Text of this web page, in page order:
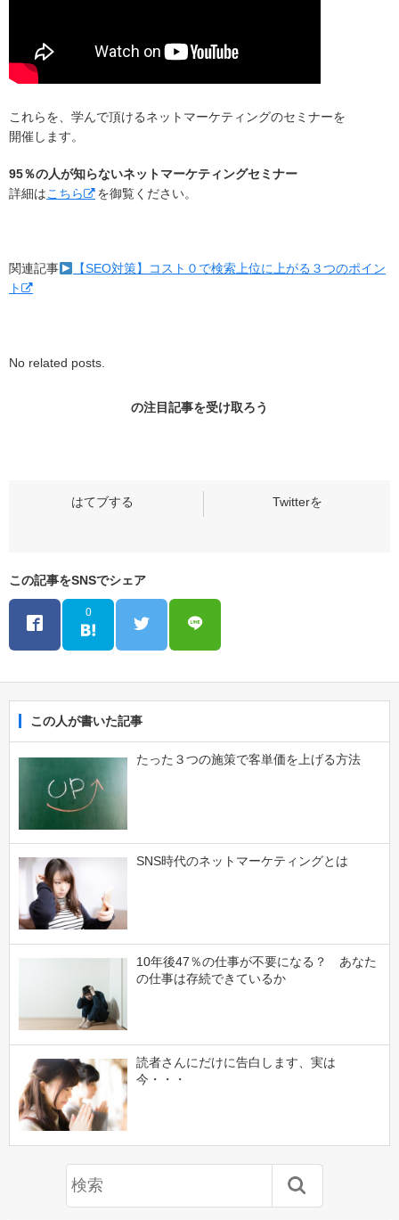
これらを、学んで頂けるネットマーケティングのセミナーを
開催します。
95％の人が知らないネットマーケティングセミナー
詳細はこちら を御覧ください。
関連記事
【SEO対策】コスト０で検索上位に上がる３つのポイン
ト
No related posts.
の注目記事を受け取ろう
この記事をSNSでシェア
0
この人が書いた記事
たった３つの施策で客単価を上げる方法
SNS時代のネットマーケティングとは
10年後47％の仕事が不要になる？ あなた
の仕事は存続できているか
読者さんにだけに告白します、実は
今・・・